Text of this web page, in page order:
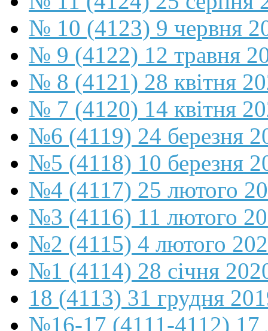
№ 10 (4123) 9 червня
№ 9 (4122) 12 травня
№ 8 (4121) 28 квітня
№ 7 (4120) 14 квітня
№6 (4119) 24 березня
№5 (4118) 10 березня
№4 (4117) 25 лютого
№3 (4116) 11 лютого
№2 (4115) 4 лютого
№1 (4114) 28 січня
18 (4113) 31 грудня
№16-17 (4111-4112) 17